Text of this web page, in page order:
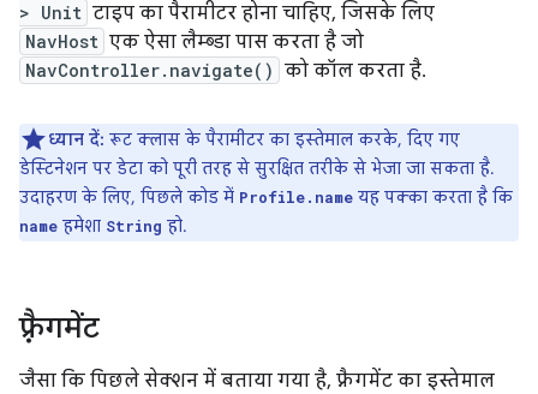
> Unit टाइप का पैरामीटर होना चाहिए, जिसके लिए
NavHost एक ऐसा लैम्ब्डा पास करता है जो
NavController.navigate() को कॉल करता है.
ध्यान दें: रूट क्लास के पैरामीटर का इस्तेमाल करके, दिए गए
डेस्टिनेशन पर डेटा को पूरी तरह से सुरक्षित तरीके से भेजा जा सकता है.
उदाहरण के लिए, पिछले कोड में Profile.name यह पक्का करता है कि
name हमेशा String हो.
फ़्रैगमेंट
जैसा कि पिछले सेक्शन में बताया गया है, फ़्रैगमेंट का इस्तेमाल